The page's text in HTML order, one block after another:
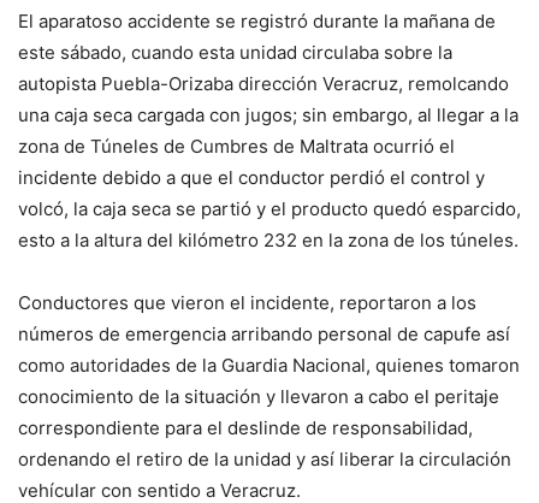
El aparatoso accidente se registró durante la mañana de
este sábado, cuando esta unidad circulaba sobre la
autopista Puebla-Orizaba dirección Veracruz, remolcando
una caja seca cargada con jugos; sin embargo, al llegar a la
zona de Túneles de Cumbres de Maltrata ocurrió el
incidente debido a que el conductor perdió el control y
volcó, la caja seca se partió y el producto quedó esparcido,
esto a la altura del kilómetro 232 en la zona de los túneles.
Conductores que vieron el incidente, reportaron a los
números de emergencia arribando personal de capufe así
como autoridades de la Guardia Nacional, quienes tomaron
conocimiento de la situación y llevaron a cabo el peritaje
correspondiente para el deslinde de responsabilidad,
ordenando el retiro de la unidad y así liberar la circulación
vehícular con sentido a Veracruz.